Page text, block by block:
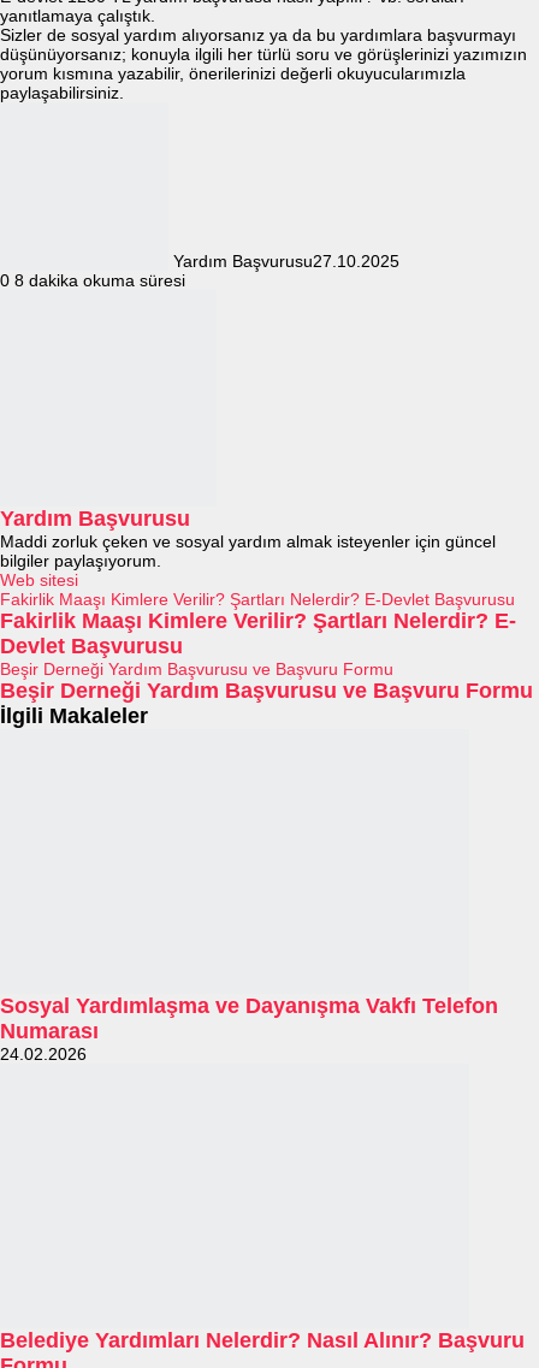
yanıtlamaya çalıştık.
Sizler de sosyal yardım alıyorsanız ya da bu yardımlara başvurmayı
düşünüyorsanız; konuyla ilgili her türlü soru ve görüşlerinizi yazımızın
yorum kısmına yazabilir, önerilerinizi değerli okuyucularımızla
paylaşabilirsiniz.
Yardım Başvurusu27.10.2025
0 8 dakika okuma süresi
Yardım Başvurusu
Maddi zorluk çeken ve sosyal yardım almak isteyenler için güncel
bilgiler paylaşıyorum.
Web sitesi
Fakirlik Maaşı Kimlere Verilir? Şartları Nelerdir? E-Devlet Başvurusu
Fakirlik Maaşı Kimlere Verilir? Şartları Nelerdir? E-
Devlet Başvurusu
Beşir Derneği Yardım Başvurusu ve Başvuru Formu
Beşir Derneği Yardım Başvurusu ve Başvuru Formu
İlgili Makaleler
Sosyal Yardımlaşma ve Dayanışma Vakfı Telefon
Numarası
24.02.2026
Belediye Yardımları Nelerdir? Nasıl Alınır? Başvuru